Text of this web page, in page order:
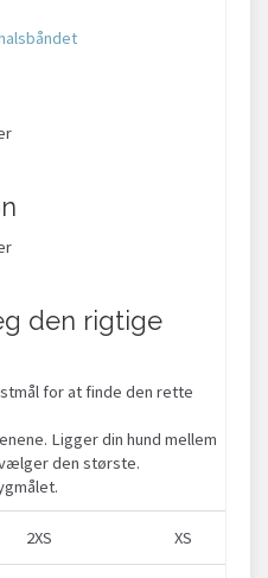
den rigtige
for at finde den rette
Ligger din hund mellem
den største.
2XS XS